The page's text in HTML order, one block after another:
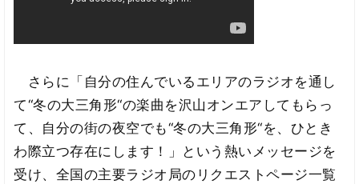
さらに「自分の住んでいるエリアのラジオを通し
て“冬の大三角形“の楽曲を沢山オンエアしてもらっ
て、自分の街の夜空でも“冬の大三角形“を、ひとき
わ際立つ存在にします！」という熱いメッセージを
受け、全国の主要ラジオ局のリクエストページ一覧